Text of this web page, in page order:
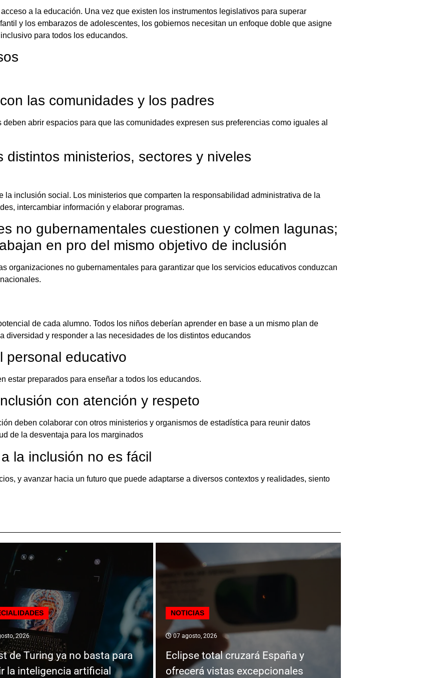
a la educación. Una vez que existen los instrumentos legislativos para superar
y los embarazos de adolescentes, los gobiernos necesitan un enfoque doble que asigne
para todos los educandos.
las comunidades y los padres
abrir espacios para que las comunidades expresen sus preferencias como iguales al
ministerios, sectores y niveles
inclusión social. Los ministerios que comparten la responsabilidad administrativa de la
intercambiar información y elaborar programas.
no gubernamentales cuestionen y colmen lagunas;
en pro del mismo objetivo de inclusión
organizaciones no gubernamentales para garantizar que los servicios educativos conduzcan
de cada alumno. Todos los niños deberían aprender en base a un mismo plan de
diversidad y responder a las necesidades de los distintos educandos
personal educativo
estar preparados para enseñar a todos los educandos.
con atención y respeto
deben colaborar con otros ministerios y organismos de estadística para reunir datos
de la desventaja para los marginados
la inclusión no es fácil
y avanzar hacia un futuro que puede adaptarse a diversos contextos y realidades, siento
2026
de Turing ya no basta para
la inteligencia artificial
NOTICIAS
07 agosto, 2026
Eclipse total cruzará España y
ofrecerá vistas excepcionales